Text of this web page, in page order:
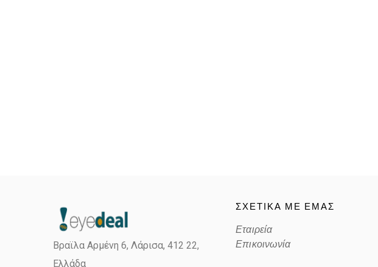
Βραϊλα Αρμένη 6, Λάρισα, 412 22,
Ελλάδα
ΣΧΕΤΙΚΑ ΜΕ ΕΜΑΣ
Εταιρεία
Επικοινωνία